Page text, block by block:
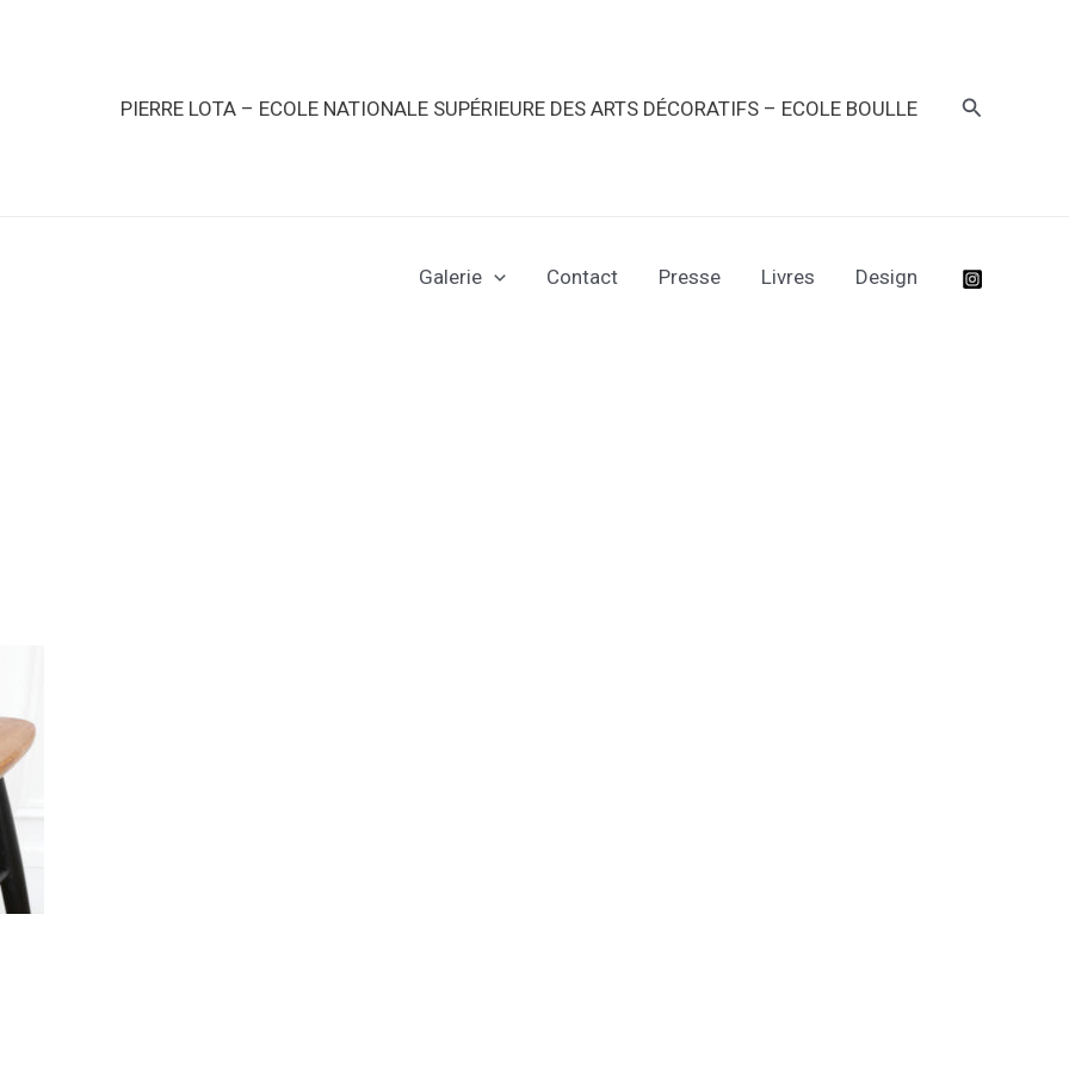
PIERRE LOTA – ECOLE NATIONALE SUPÉRIEURE DES ARTS DÉCORATIFS – ECOLE BOULLE
Galerie Contact Presse Livres Design